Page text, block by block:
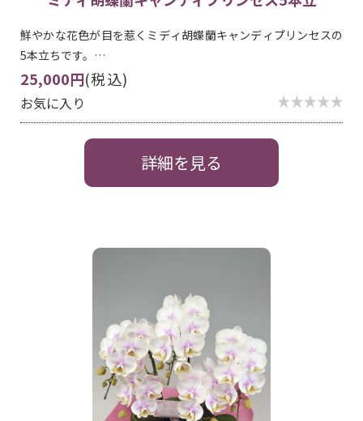
鮮やかな花色が目を惹くミディ胡蝶蘭キャンディプリンセスの
5本立ちです。…
25,000円(税込)
お気に入り
詳細を見る